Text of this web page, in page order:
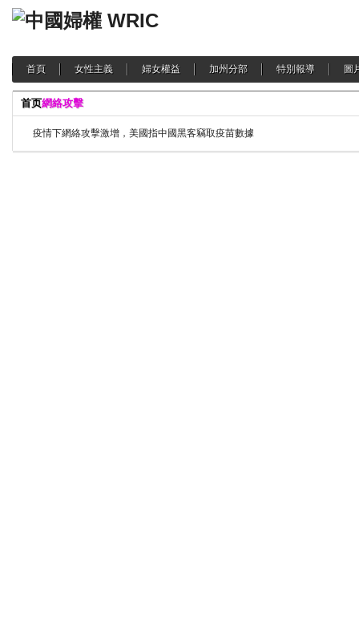
首頁 女性主義 婦女權益 加州分部 特別報導 圖
首页網絡攻擊
疫情下網絡攻擊激增，美國指中國黑客竊取疫苗數據